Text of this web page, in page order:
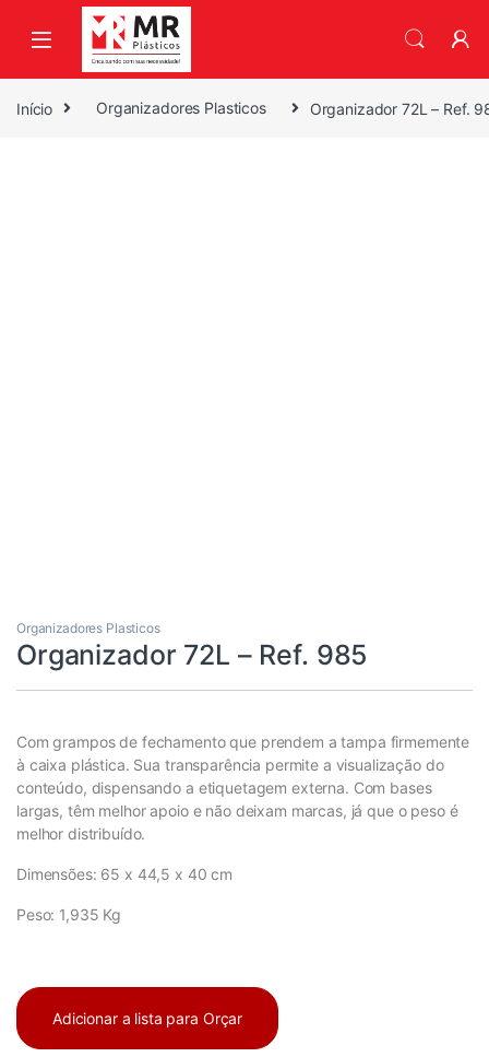
Skip to navigation
Skip to content
Início Organizadores Plasticos Organizador 72L – Ref.
Organizadores Plasticos
Organizador 72L – Ref. 985
Com grampos de fechamento que prendem a tampa firmemente
à caixa plástica. Sua transparência permite a visualização do
conteúdo, dispensando a etiquetagem externa. Com bases
largas, têm melhor apoio e não deixam marcas, já que o peso é
melhor distribuído.
Dimensões: 65 x 44,5 x 40 cm
Peso: 1,935 Kg
Adicionar a lista para Orçar